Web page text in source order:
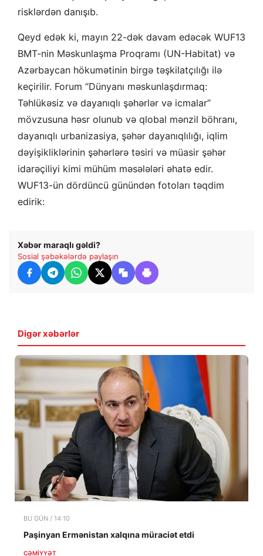
risklərdən danışıb.
Qeyd edək ki, mayın 22-dək davam edəcək WUF13
BMT-nin Məskunlaşma Proqramı (UN-Habitat) və
Azərbaycan hökumətinin birgə təşkilatçılığı ilə
keçirilir. Forum “Dünyanı məskunlaşdırmaq:
Təhlükəsiz və dayanıqlı şəhərlər və icmalar”
mövzusuna həsr olunub və qlobal mənzil böhranı,
dayanıqlı urbanizasiya, şəhər dayanıqlılığı, iqlim
dəyişikliklərinin şəhərlərə təsiri və müasir şəhər
idarəçiliyi kimi mühüm məsələləri əhatə edir.
WUF13-ün dördüncü günündən fotoları təqdim
edirik:
Xəbər maraqlı gəldi?
Sosial şəbəkələrdə paylaşın
Digər xəbərlər
BU GÜN / 14:10
Paşinyan Ermənistan xalqına müraciət etdi
CƏMIYYƏT